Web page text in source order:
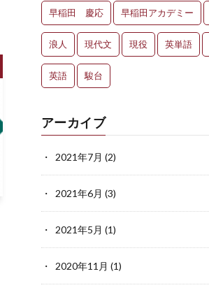
早稲田 慶応 早稲田アカデミー
浪人 現代文 現役 英単語
英語 駿台
アーカイブ
2021年7月 (2)
2021年6月 (3)
2021年5月 (1)
2020年11月 (1)